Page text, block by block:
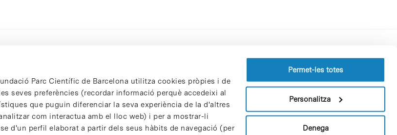
Parc Científic de Barcelona utilitza cookies pròpies i de
seves preferències (recordar informació perquè accedeixi al
que puguin diferenciar la seva experiència de la d'altres
com interactua amb el lloc web) i per a mostrar-li
d'un perfil elaborat a partir dels seus hàbits de navegació (per
Permet-les totes
Personalitza
Denega
Perfil del contractant
Política de privacitat
Política de cookies
Patrons i patrocinadors
Borsa de treball